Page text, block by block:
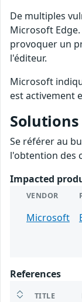
De multiples
Microsoft
provoquer un
l'éditeur.
Microsoft
est activement
Solutions
Se référer au
l'obtention des
Impacted
VENDOR
Microsoft
References
TITLE